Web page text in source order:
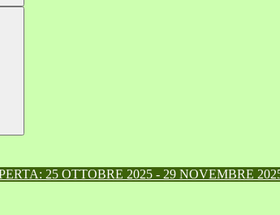
25 OTTOBRE 2025 - 29 NOVEMBRE